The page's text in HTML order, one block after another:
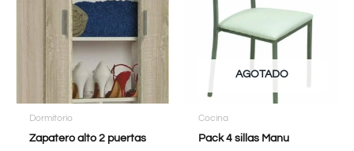
Dormitorio
Zapatero alto 2 puertas
AGOTADO
Cocina
Pack 4 sillas Manu